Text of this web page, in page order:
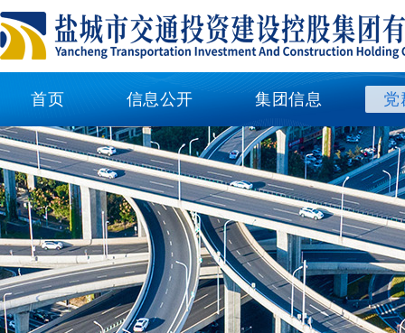
首页 信息公开 集团信息 党